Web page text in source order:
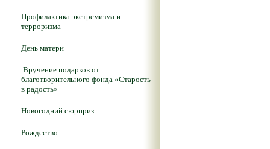
Профилактика экстремизма и
терроризма
День матери
Вручение подарков от
благотворительного фонда «Старость
в радость»
Новогодний сюрприз
Рождество